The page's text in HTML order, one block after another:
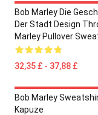
Bob Marley Die
Der Stadt Design
Marley Pullover
32,35 £ - 37,88 £
Bob Marley
Kapuze